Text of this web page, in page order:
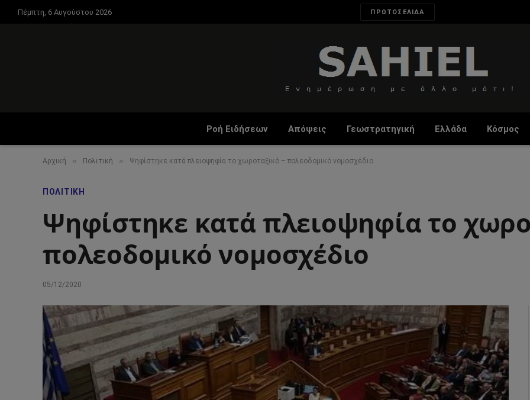
Πέμπτη, 6 Αυγούστου 2026 ΠΡΩΤΟΣΕΛΙΔΑ
Ροή Ειδήσεων Απόψεις Γεωστρατηγική Ελλάδα Κόσμος
Αρχική » Πολιτική » Ψηφίστηκε κατά πλειοψηφία το χωροταξικό – πολεοδομικό νομοσχέδιο
ΠΟΛΙΤΙΚΉ
Ψηφίστηκε κατά πλειοψηφία το
πολεοδομικό νομοσχέδιο
05/12/2020